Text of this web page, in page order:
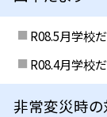
R08.5月学校
R08.4月学校
非常変災時の